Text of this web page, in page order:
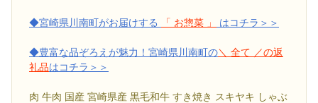
◆宮崎県川南町がお届けする 「 お惣菜 」 はコチラ＞＞
◆豊富な品ぞろえが魅力！宮崎県川南町の＼ 全て ／の返
礼品はコチラ＞＞
肉 牛肉 国産 宮崎県産 黒毛和牛 すき焼き スキヤキ しゃぶ